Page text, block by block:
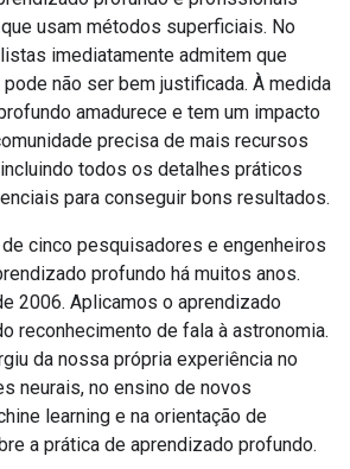
usam métodos superficiais. No
imediatamente admitem que
não ser bem justificada. À medida
amadurece e tem um impacto
precisa de mais recursos
todos os detalhes práticos
para conseguir bons resultados.
cinco pesquisadores e engenheiros
profundo há muitos anos.
2006. Aplicamos o aprendizado
reconhecimento de fala à astronomia.
da nossa própria experiência no
neurais, no ensino de novos
learning e na orientação de
a prática de aprendizado profundo.